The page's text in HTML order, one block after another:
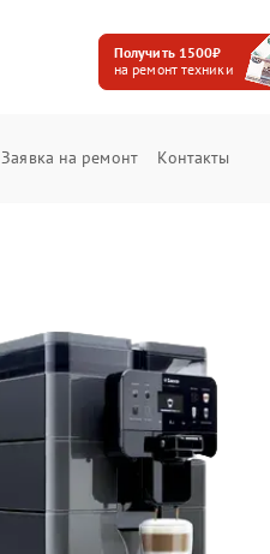
Получить 1500₽
на ремонт техники
Заявка на ремонт Контакты